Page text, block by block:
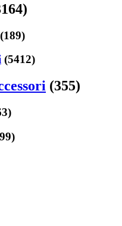
(189)
(5412)
(355)